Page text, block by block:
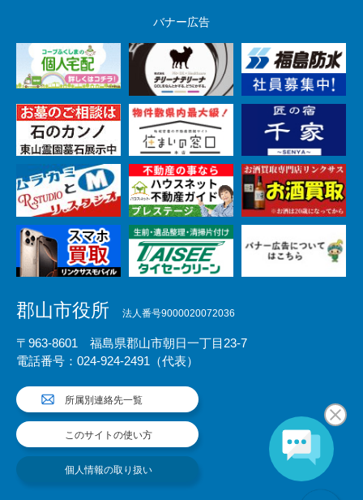
バナー広告
郡山市役所 法人番号9000020072036
〒963-8601 福島県郡山市朝日一丁目23-7
電話番号：024-924-2491（代表）
所属別連絡先一覧
このサイトの使い方
個人情報の取り扱い